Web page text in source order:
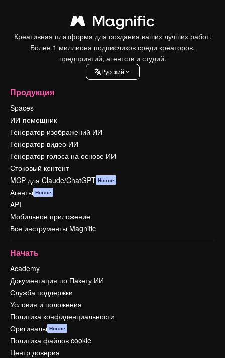
Креативная платформа для создания ваших лучших работ.
Более 1 миллиона подписчиков среди креаторов,
предприятий, агентств и студий.
Pусский
Продукция
Spaces
ИИ-помощник
Генератор изображений ИИ
Генератор видео ИИ
Генератор голоса на основе ИИ
Стоковый контент
MCP для Claude/ChatGPT Новое
Агенты Новое
API
Мобильное приложение
Все инструменты Magnific
Начать
Academy
Документация по Пакету ИИ
Служба поддержки
Условия и положения
Политика конфиденциальности
Оригиналы Новое
Политика файлов cookie
Центр доверия